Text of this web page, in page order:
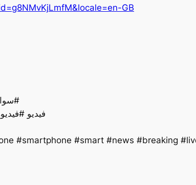
GB
سوالف_تك #عملات_رقمية #ترند #تقنية #اخبار #ذكاءاصطناعي #تكنولوجيا #لايك#
فيديو
#smartphone #smart #news #breaking